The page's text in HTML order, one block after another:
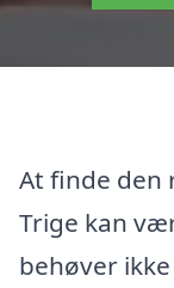
At finde den
Trige kan
behøver